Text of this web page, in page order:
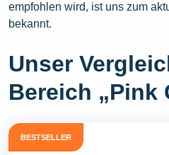
empfohlen wird, ist uns zum
bekannt.
Unser
Bereich „Pink
BESTSELLER